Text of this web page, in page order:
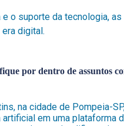
o suporte da tecnologia,
digital.
por dentro de assuntos
na cidade de Pompeia-
em uma plataforma